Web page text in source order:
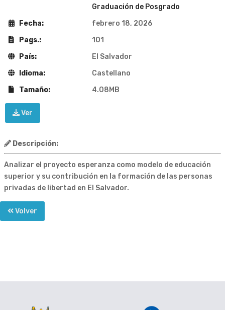
Graduación de Posgrado
Fecha:
febrero 18, 2026
Pags.:
101
País:
El Salvador
Idioma:
Castellano
Tamaño:
4.08MB
Ver
Descripción:
Analizar el proyecto esperanza como modelo de educación
superior y su contribución en la formación de las personas
privadas de libertad en El Salvador.
Volver